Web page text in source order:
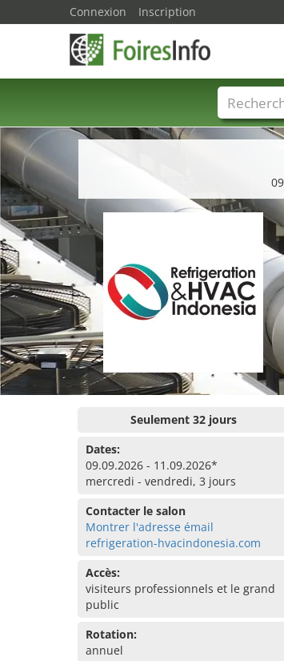
Seulement 32 jours
Dates:
09.09.2026 - 11.09.2026*
mercredi - vendredi, 3 jours
Contacter le salon
Montrer l'adresse émail
refrigeration-hvacindonesia.com
Accès:
visiteurs professionnels et le grand
public
Rotation:
annuel
Connexion Inscription
Foire